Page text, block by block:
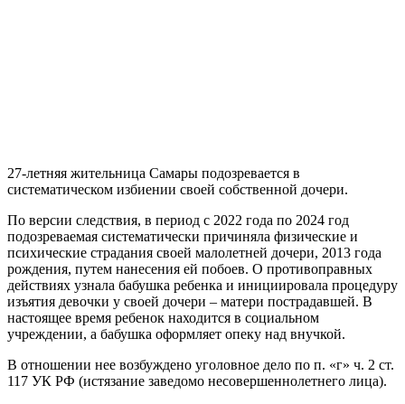
27-летняя жительница Самары подозревается в
систематическом избиении своей собственной дочери.
По версии следствия, в период с 2022 года по 2024 год
подозреваемая систематически причиняла физические и
психические страдания своей малолетней дочери, 2013 года
рождения, путем нанесения ей побоев. О противоправных
действиях узнала бабушка ребенка и инициировала процедуру
изъятия девочки у своей дочери – матери пострадавшей. В
настоящее время ребенок находится в социальном
учреждении, а бабушка оформляет опеку над внучкой.
В отношении нее возбуждено уголовное дело по п. «г» ч. 2 ст.
117 УК РФ (истязание заведомо несовершеннолетнего лица).